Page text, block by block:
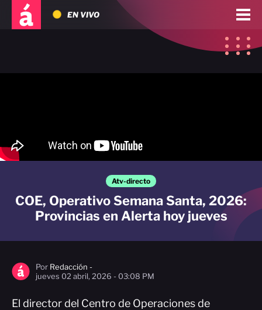
EN VIVO
Atv-directo
COE, Operativo Semana Santa, 2026:
Provincias en Alerta hoy jueves
Por Redacción -
jueves 02 abril, 2026 - 03:08 PM
El director del Centro de Operaciones de